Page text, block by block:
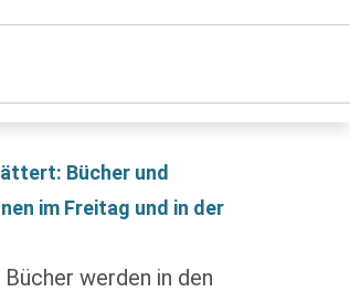
Bücher und
im Freitag und in der
werden in den